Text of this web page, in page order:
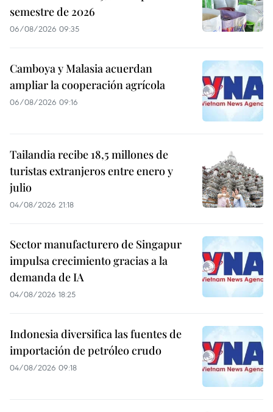
semestre de 2026
06/08/2026 09:35
Camboya y Malasia acuerdan
ampliar la cooperación agrícola
06/08/2026 09:16
Tailandia recibe 18,5 millones de
turistas extranjeros entre enero y
julio
04/08/2026 21:18
Sector manufacturero de Singapur
impulsa crecimiento gracias a la
demanda de IA
04/08/2026 18:25
Indonesia diversifica las fuentes de
importación de petróleo crudo
04/08/2026 09:18